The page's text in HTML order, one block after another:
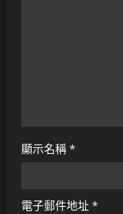
顯示名稱*
電子郵件地址*